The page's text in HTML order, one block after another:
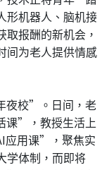
形机器人、脑机接
报酬的新机会，
为老人提供情感
夜校”。日间，老
课”，教授生活上
应用课”，聚焦实
学体制，而即将